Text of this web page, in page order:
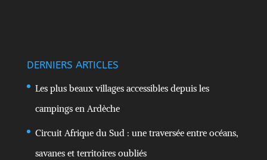
DERNIERS ARTICLES
Les plus beaux villages accessibles depuis les
campings en Ardèche
Circuit Afrique du Sud : une traversée entre océans,
savanes et territoires oubliés